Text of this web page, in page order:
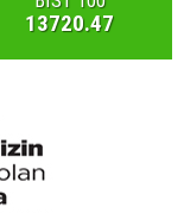
13720.47